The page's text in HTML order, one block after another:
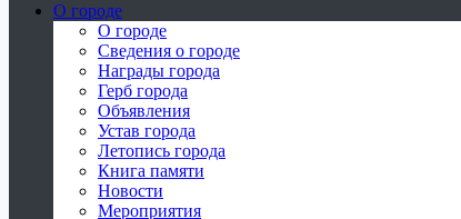
О городе
О городе
Сведения о городе
Награды города
Герб города
Объявления
Устав города
Летопись города
Книга памяти
Новости
Мероприятия